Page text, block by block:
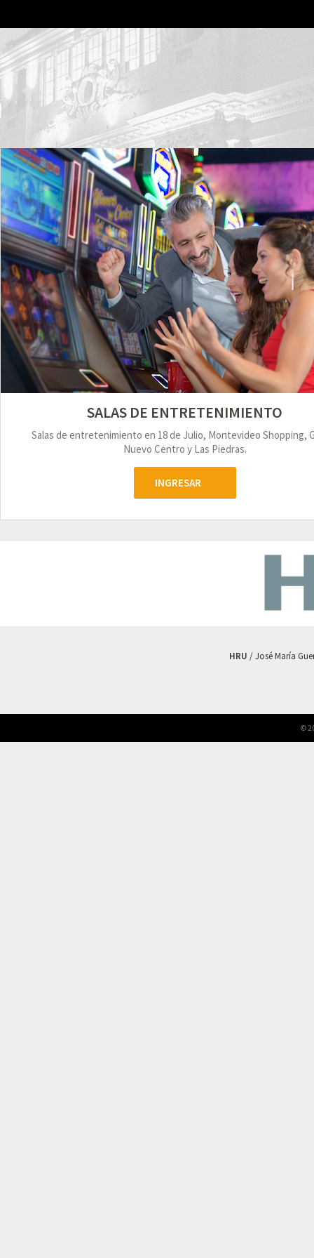
SALAS DE ENTRETENIMIENTO
Salas de entretenimiento en 18 de Julio, Montevideo Shopping,
Nuevo Centro y Las Piedras.
INGRESAR
HRU / José María
©